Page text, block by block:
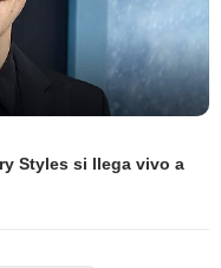
Styles si llega vivo a